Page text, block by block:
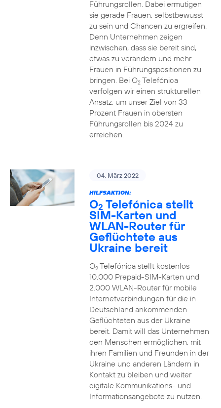
Führungsrollen. Dabei ermutigen
sie gerade Frauen, selbstbewusst
zu sein und Chancen zu ergreifen.
Denn Unternehmen zeigen
inzwischen, dass sie bereit sind,
etwas zu verändern und mehr
Frauen in Führungspositionen zu
bringen. Bei O2Telefónica
verfolgen wir einen strukturellen
Ansatz, um unser Ziel von 33
Prozent Frauen in obersten
Führungsrollen bis 2024 zu
erreichen.
04. März 2022
HILFSAKTION:
O2 Telefónica stellt
SIM-Karten und
WLAN-Router für
Geflüchtete aus
Ukraine bereit
O2Telefónica stellt kostenlos
10.000 Prepaid-SIM-Karten und
2.000 WLAN-Router für mobile
Internetverbindungen für die in
Deutschland ankommenden
Geflüchteten aus der Ukraine
bereit. Damit will das Unternehmen
den Menschen ermöglichen, mit
ihren Familien und Freunden in der
Ukraine und anderen Ländern in
Kontakt zu bleiben und weiter
digitale Kommunikations- und
Informationsangebote zu nutzen.